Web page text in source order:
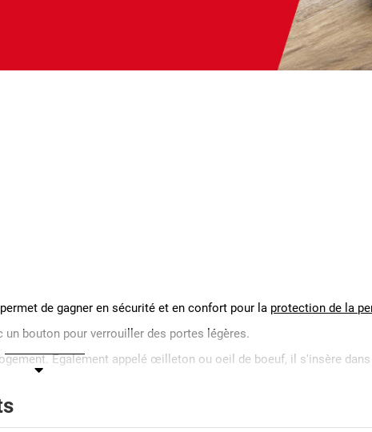
de gagner en sécurité et en confort pour la protection de la
bouton pour verrouiller des portes légères.
Egalement appelé œilleton ou oeil de boeuf, il s'insère
la fermeture de la porte sans action de votre part. En fonction du
Thirard sont également disponibles selon les normes CE pour